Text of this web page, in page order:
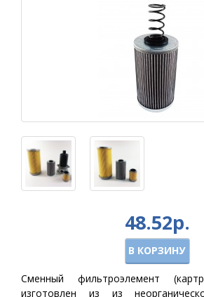
48.52р.
В КОРЗИНУ
Сменный фильтроэлемент
изготовлен из из